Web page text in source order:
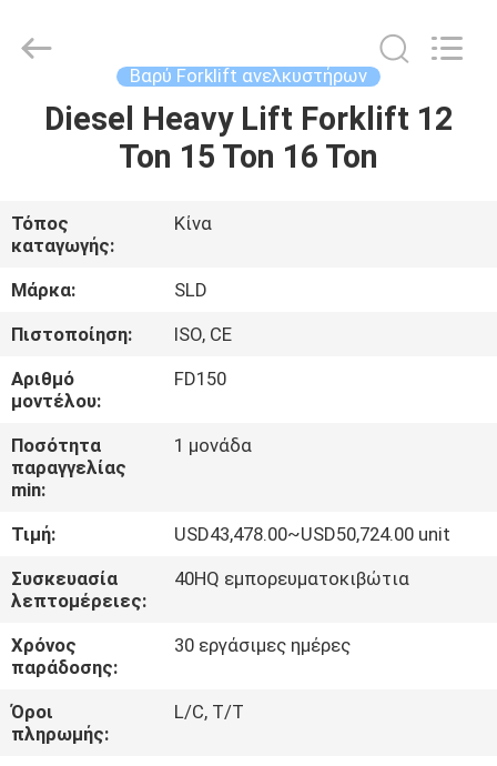
ΣΠΊΤΙ
ΠΕΡΊΠΟΥ
ΕΜΕΊΣ
ΓΎΡΟΣ
ΕΡΓΟΣΤΑΣΊΩΝ
ΠΟΙΟΤΙΚΌΣ
ΈΛΕΓΧΟΣ
SITEMAP
PRIVACY
POLICY
Reserved.
Βαρύ Forklift ανελκυστήρων
Diesel Heavy Lift Forklift 12
Ton 15 Ton 16 Ton
Τόπος
καταγωγής:
Κίνα
Μάρκα:
SLD
Πιστοποίηση:
ISO, CE
Αριθμό
μοντέλου:
FD150
Ποσότητα
παραγγελίας
min:
1 μονάδα
Τιμή:
USD43,478.00~USD50,724.00 unit
Συσκευασία
λεπτομέρειες:
40HQ εμπορευματοκιβώτια
Χρόνος
παράδοσης:
30 εργάσιμες ημέρες
Όροι
πληρωμής:
L/C, T/T